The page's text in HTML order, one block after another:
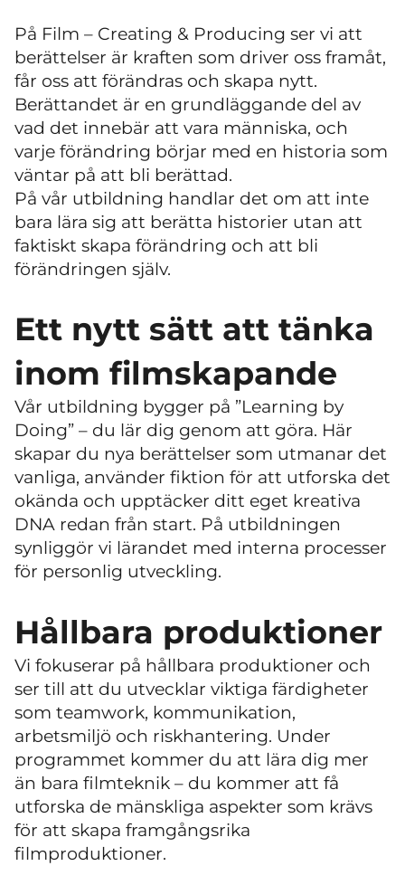
På Film – Creating & Producing ser vi att
berättelser är kraften som driver oss framåt,
får oss att förändras och skapa nytt.
Berättandet är en grundläggande del av
vad det innebär att vara människa, och
varje förändring börjar med en historia som
väntar på att bli berättad.
På vår utbildning handlar det om att inte
bara lära sig att berätta historier utan att
faktiskt skapa förändring och att bli
förändringen själv.
Ett nytt sätt att tänka
inom filmskapande
Vår utbildning bygger på ”Learning by
Doing” – du lär dig genom att göra. Här
skapar du nya berättelser som utmanar det
vanliga, använder fiktion för att utforska det
okända och upptäcker ditt eget kreativa
DNA redan från start. På utbildningen
synliggör vi lärandet med interna processer
för personlig utveckling.
Hållbara produktioner
Vi fokuserar på hållbara produktioner och
ser till att du utvecklar viktiga färdigheter
som teamwork, kommunikation,
arbetsmiljö och riskhantering. Under
programmet kommer du att lära dig mer
än bara filmteknik – du kommer att få
utforska de mänskliga aspekter som krävs
för att skapa framgångsrika
filmproduktioner.